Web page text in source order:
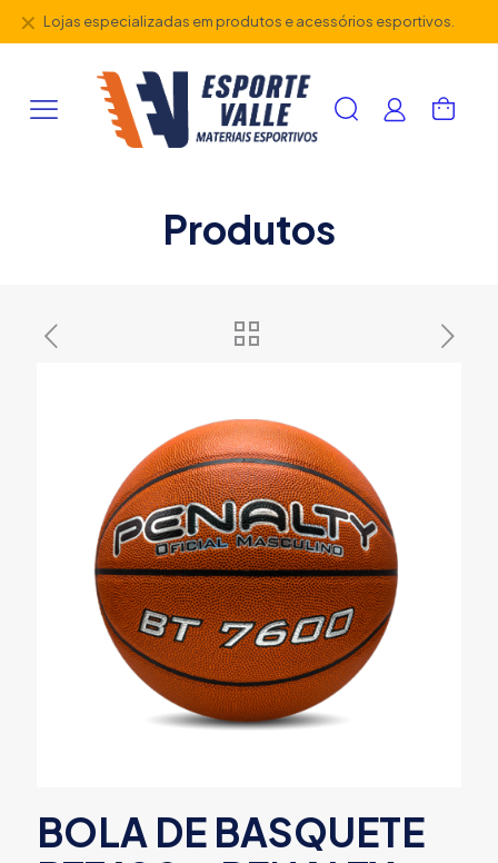
Lojas especializadas em produtos e acessórios esportivos.
✕
Produtos
BOLA DE BASQUETE